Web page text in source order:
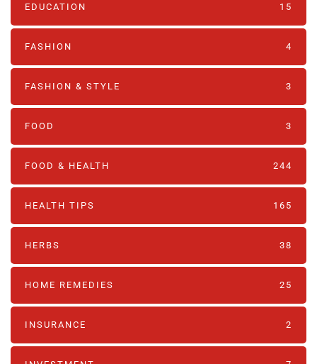
EDUCATION 15
FASHION 4
FASHION & STYLE 3
FOOD 3
FOOD & HEALTH 244
HEALTH TIPS 165
HERBS 38
HOME REMEDIES 25
INSURANCE 2